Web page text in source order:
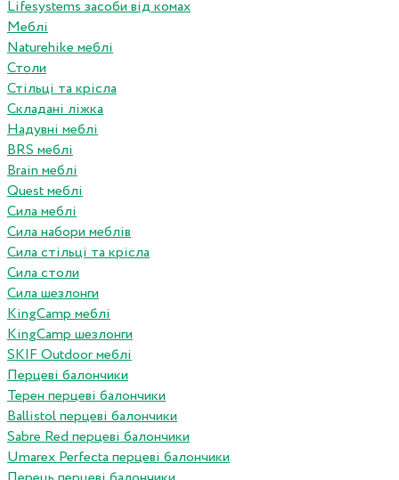
Lifesystems засоби від комах
Меблі
Naturehike меблі
Столи
Стільці та крісла
Складані ліжка
Надувні меблі
BRS меблі
Brain меблі
Quest меблі
Сила меблі
Сила набори меблів
Сила стільці та крісла
Сила столи
Сила шезлонги
KingCamp меблі
KingCamp шезлонги
SKIF Outdoor меблі
Перцеві балончики
Терен перцеві балончики
Ballistol перцеві балончики
Sabre Red перцеві балончики
Umarex Perfecta перцеві балончики